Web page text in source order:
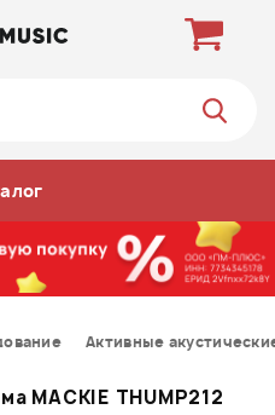
Активные
MACKIE THUMP212